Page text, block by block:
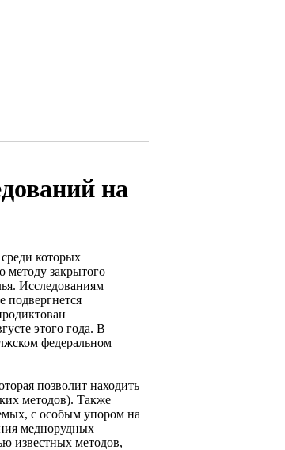
на
которых
методу закрытого
Исследованиям
подвергнется
этого года. В
федеральном
позволит находить
методов). Также
с особым упором на
меднорудных
известных методов,